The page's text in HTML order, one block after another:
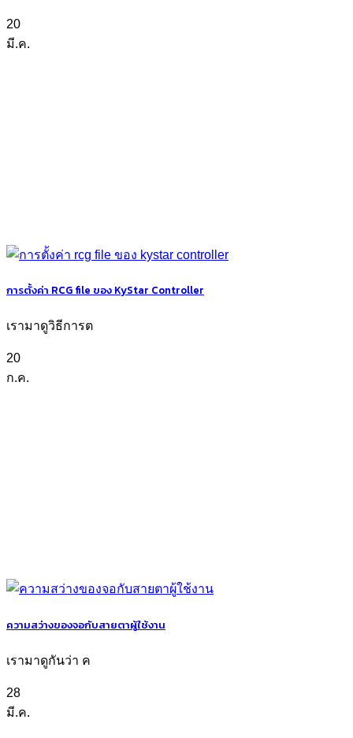
20
มี.ค.
การตั้งค่า RCG file ของ KyStar Controller
เรามาดูวิธีการต
20
ก.ค.
ความสว่างของจอกับสายตาผู้ใช้งาน
เรามาดูกันว่า ค
28
มี.ค.